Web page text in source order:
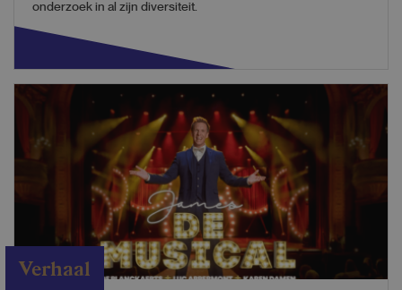
onderzoek in al zijn diversiteit.
Verhaal